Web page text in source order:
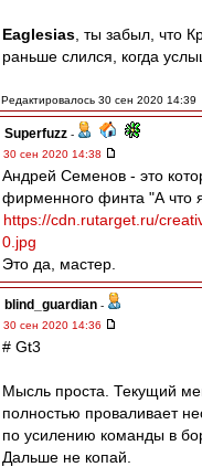
Eaglesias , ты забыл, что
раньше слился, когда
Редактировалось 30 сен 2020 14:39
Superfuzz -
30 сен 2020 14:38
Андрей Семенов - это
фирменного финта "А что
https://cdn.rutarget.ru/
0.jpg
Это да, мастер.
blind_guardian -
30 сен 2020 14:36
# Gt3
Мысль проста. Текущий
полностью проваливает
по усилению команды в
Дальше не копай.